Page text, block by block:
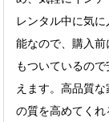
レンタル中に気
能なので、購入
もついているの
えます。高品質
の質を高めてくれ